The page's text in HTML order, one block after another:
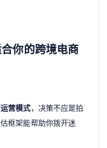
你的跨境电商
营模式，决策不应是拍
框架能帮助你拨开迷